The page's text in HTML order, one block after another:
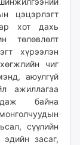
цэцэрлэгт
хот дахь
төлөвлөлт
хүрээлэн
чиг
аюулгүй
ажиллагаа
байна
сүүлийн
засаг,